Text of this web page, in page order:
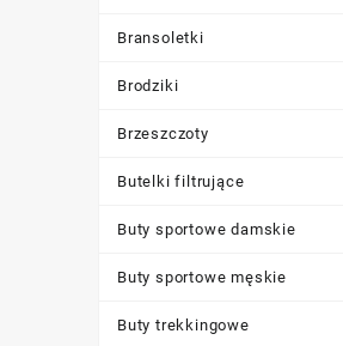
Bransoletki
Brodziki
Brzeszczoty
Butelki filtrujące
Buty sportowe damskie
Buty sportowe męskie
Buty trekkingowe